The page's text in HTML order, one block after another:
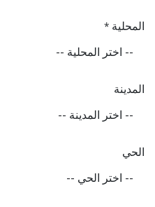
المحلية *
المدينة
الحي